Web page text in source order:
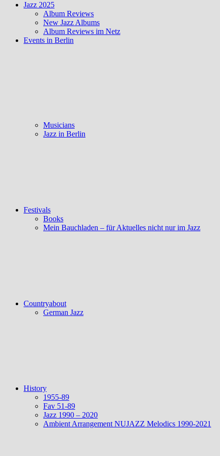
Jazz 2025
Album Reviews
New Jazz Albums
Album Reviews im Netz
Events in Berlin
Musicians
Jazz in Berlin
Festivals
Books
Mein Bauchladen – für Aktuelles nicht nur im Jazz
Countryabout
German Jazz
History
1955-89
Fav 51-89
Jazz 1990 – 2020
Ambient Arrangement NUJAZZ Melodics 1990-2021